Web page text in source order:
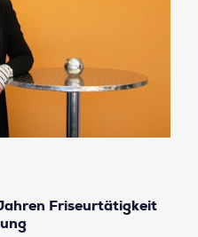
Friseurtätigkeit